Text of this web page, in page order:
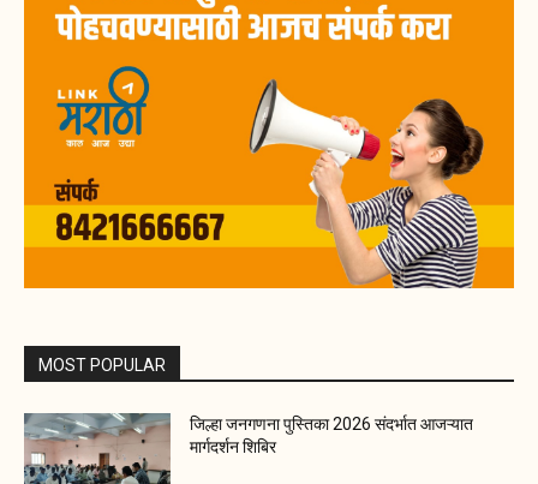
MOST POPULAR
जिल्हा जनगणना पुस्तिका 2026 संदर्भात आजऱ्यात
मार्गदर्शन शिबिर